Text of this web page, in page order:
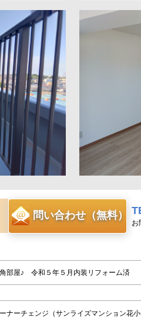
問い合わせ（無料）
お
部屋♪ 令和５年５月内装リフォーム済
ナーチェンジ（サンライズマンション花小